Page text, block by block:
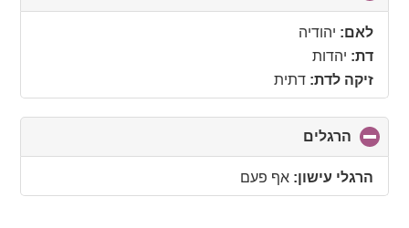
to
לאם: יהודיה
דת: יהדות
זיקה לדת: דתית
הרגלים
to
collapseהרגלי עישון: אף פעם